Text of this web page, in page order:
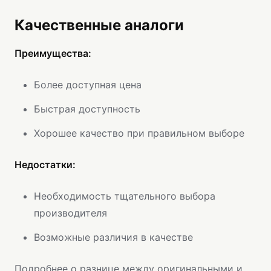
Качественные аналоги
Преимущества:
Более доступная цена
Быстрая доступность
Хорошее качество при правильном выборе
Недостатки:
Необходимость тщательного выбора
производителя
Возможные различия в качестве
Подробнее о разнице между оригинальными и